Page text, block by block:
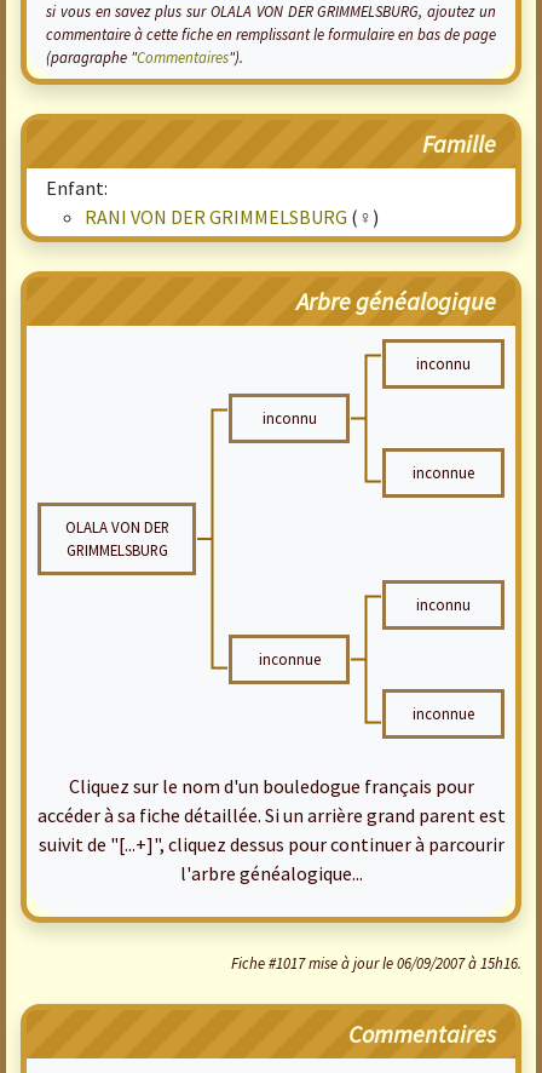
si vous en savez plus sur OLALA VON DER GRIMMELSBURG, ajoutez un
commentaire à cette fiche en remplissant le formulaire en bas de page
(paragraphe "Commentaires").
Famille
Enfant:
RANI VON DER GRIMMELSBURG (♀)
Arbre généalogique
inconnu
inconnu
inconnue
OLALA VON DER
GRIMMELSBURG
inconnu
inconnue
inconnue
Cliquez sur le nom d'un bouledogue français pour
accéder à sa fiche détaillée. Si un arrière grand parent est
suivit de "[...+]", cliquez dessus pour continuer à parcourir
l'arbre généalogique...
Fiche #1017 mise à jour le 06/09/2007 à 15h16.
Commentaires